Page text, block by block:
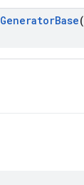
GeneratorBase(